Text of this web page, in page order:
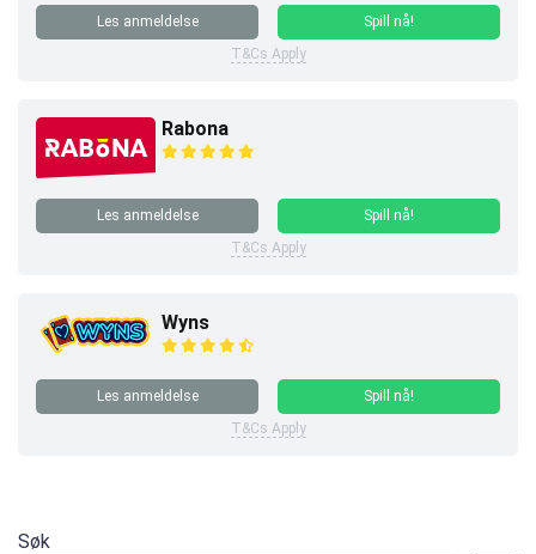
Les anmeldelse
Spill nå!
T&Cs Apply
Rabona
Les anmeldelse
Spill nå!
T&Cs Apply
Wyns
Les anmeldelse
Spill nå!
T&Cs Apply
Søk